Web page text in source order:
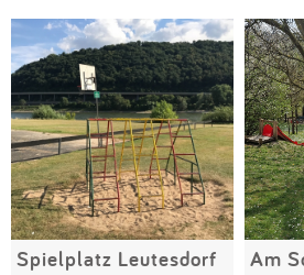
Spielplatz Leutesdorf Am